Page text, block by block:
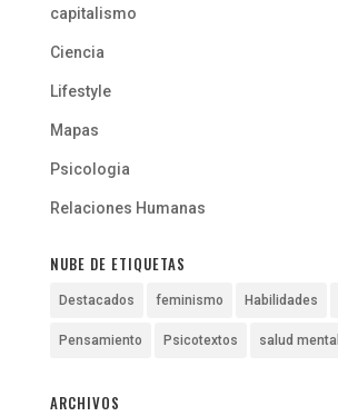
capitalismo
Ciencia
Lifestyle
Mapas
Psicologia
Relaciones Humanas
NUBE DE ETIQUETAS
Destacados feminismo Habilidades
Pensamiento Psicotextos salud mental
ARCHIVOS